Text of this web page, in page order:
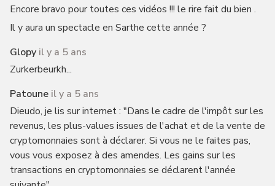
Encore bravo pour toutes ces vidéos !!! le rire fait du bien .
Il y aura un spectacle en Sarthe cette année ?
Glopy il y a 5 ans
Zurkerbeurkh...
Patoune il y a 5 ans
Dieudo, je lis sur internet : "Dans le cadre de l'impôt sur les
revenus, les plus-values issues de l'achat et de la vente de
cryptomonnaies sont à déclarer. Si vous ne le faites pas,
vous vous exposez à des amendes. Les gains sur les
transactions en cryptomonnaies se déclarent l'année